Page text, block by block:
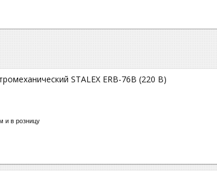
STALEX ERB-76B (220 В)
и в розницу